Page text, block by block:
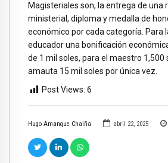
Hugo Amanque Chaiña abril 22, 2025
Magisteriales son, la entrega de una
ministerial, diploma y medalla de
económico por cada categoría. Para
educador una bonificación
de 1 mil soles, para el maestro 1,500
amauta 15 mil soles por única vez.
Post Views: 6